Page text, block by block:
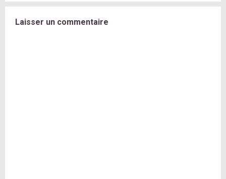
Laisser un commentaire